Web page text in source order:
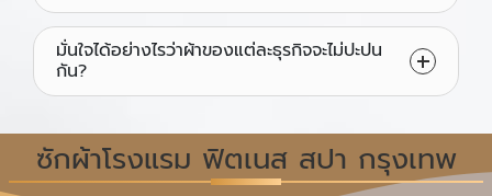
มั่นใจได้อย่างไรว่าผ้าของแต่ละธุรกิจจะไม่ปะปน
กัน?
ซักผ้าโรงแรม ฟิตเนส สปา กรุงเทพ